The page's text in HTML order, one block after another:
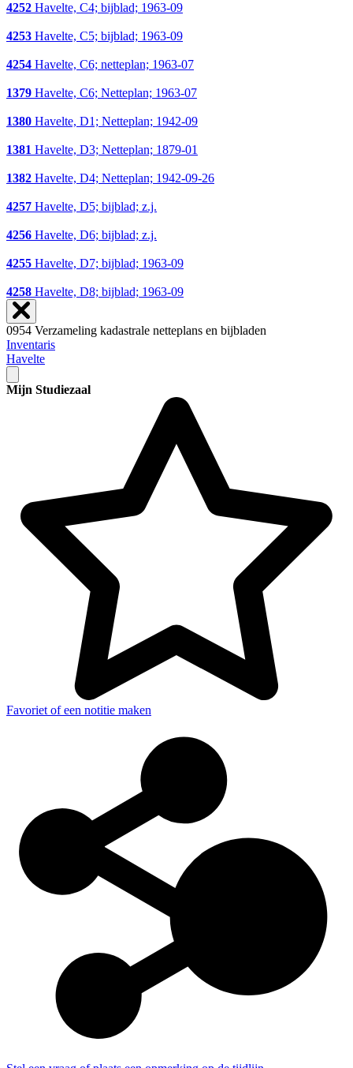
4252 Havelte, C4; bijblad; 1963-09
4253 Havelte, C5; bijblad; 1963-09
4254 Havelte, C6; netteplan; 1963-07
1379 Havelte, C6; Netteplan; 1963-07
1380 Havelte, D1; Netteplan; 1942-09
1381 Havelte, D3; Netteplan; 1879-01
1382 Havelte, D4; Netteplan; 1942-09-26
4257 Havelte, D5; bijblad; z.j.
4256 Havelte, D6; bijblad; z.j.
4255 Havelte, D7; bijblad; 1963-09
4258 Havelte, D8; bijblad; 1963-09
0954 Verzameling kadastrale netteplans en bijbladen
Inventaris
Havelte
Mijn Studiezaal
Favoriet of een notitie maken